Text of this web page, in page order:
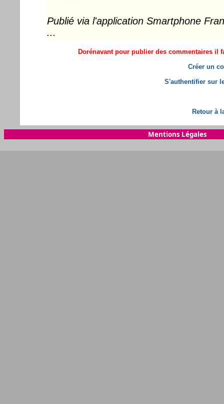
Publié via l'application Smartphone
...
Dorénavant pour publier des commentaires il
Créer un
S'authentifier sur
Retour à
Mentions Légales